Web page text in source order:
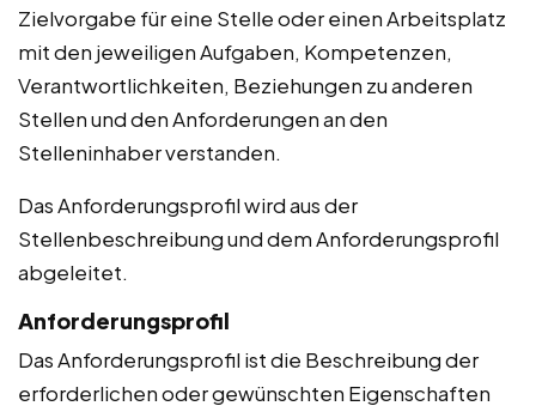
Zielvorgabe für eine Stelle oder einen Arbeitsplatz
mit den jeweiligen Aufgaben, Kompetenzen,
Verantwortlichkeiten, Beziehungen zu anderen
Stellen und den Anforderungen an den
Stelleninhaber verstanden.
Das Anforderungsprofil wird aus der
Stellenbeschreibung und dem Anforderungsprofil
abgeleitet.
Anforderungsprofil
Das Anforderungsprofil ist die Beschreibung der
erforderlichen oder gewünschten Eigenschaften